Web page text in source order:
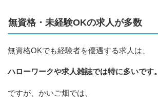
無資格・未経験OKの求人が多数
無資格OKでも経験者を優遇する求人は、
ハローワークや求人雑誌では特に多いです。
ですが、かいご畑では、